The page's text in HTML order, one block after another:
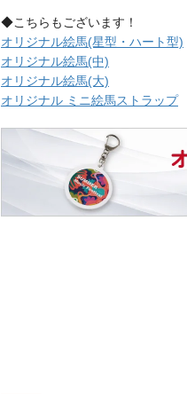
◆こちらもございます！
オリジナル絵馬(星型・ハート型)
オリジナル絵馬(中)
オリジナル絵馬(大)
オリジナル ミニ絵馬ストラップ